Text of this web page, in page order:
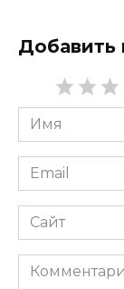
Добавить
Имя
*
Email
*
Сайт
Комментарий